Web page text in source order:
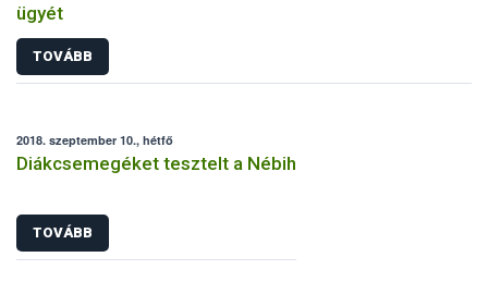
ügyét
TOVÁBB
2018. szeptember 10., hétfő
Diákcsemegéket tesztelt a Nébih
TOVÁBB